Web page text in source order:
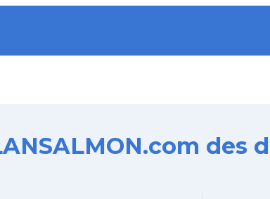
des